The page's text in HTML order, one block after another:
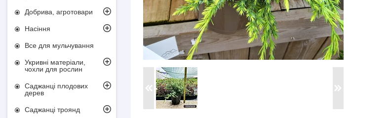
Добрива, агротовари
Насіння
Все для мульчування
Укривні матеріали,
чохли для рослин
Саджанці плодових
дерев
Саджанці троянд